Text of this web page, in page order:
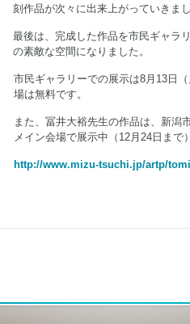
刻作品が次々に出来上がっていきまし
最後は、完成した作品を市民ギャラ
の素敵な空間になりました。
市民ギャラリーでの展示は8月13日
場は無料です。
また、冨井大裕先生の作品は、新潟
メイン会場で展示中（12月24日まで
http://www.mizu-tsuchi.jp/artp/